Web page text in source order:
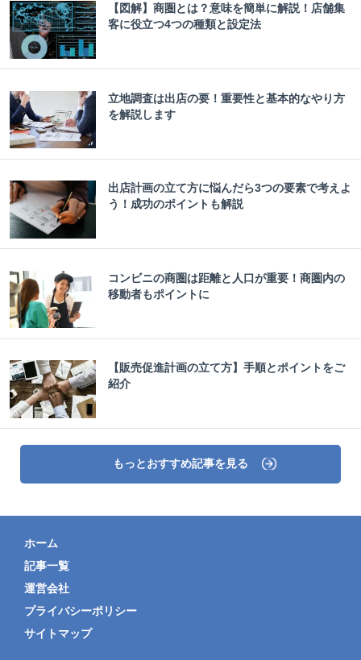
【図解】商圏とは？意味を簡単に解説！店舗集
客に役立つ4つの種類と設定法
立地調査は出店の要！重要性と基本的なやり方
を解説します
出店計画の立て方に悩んだら3つの要素で考えよ
う！成功のポイントも解説
コンビニの商圏は距離と人口が重要！商圏内の
移動者もポイントに
【販売促進計画の立て方】手順とポイントをご
紹介
もっとおすすめ記事を見る
ホーム
記事一覧
運営会社
プライバシーポリシー
サイトマップ